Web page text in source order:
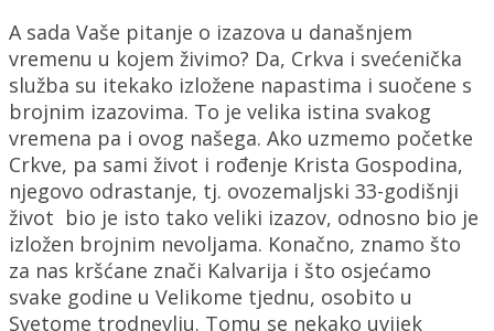
A sada Vaše pitanje o izazova u današnjem
vremenu u kojem živimo? Da, Crkva i svećenička
služba su itekako izložene napastima i suočene s
brojnim izazovima. To je velika istina svakog
vremena pa i ovog našega. Ako uzmemo početke
Crkve, pa sami život i rođenje Krista Gospodina,
njegovo odrastanje, tj. ovozemaljski 33-godišnji
život bio je isto tako veliki izazov, odnosno bio je
izložen brojnim nevoljama. Konačno, znamo što
za nas kršćane znači Kalvarija i što osjećamo
svake godine u Velikome tjednu, osobito u
Svetome trodnevlju. Tomu se nekako uvijek